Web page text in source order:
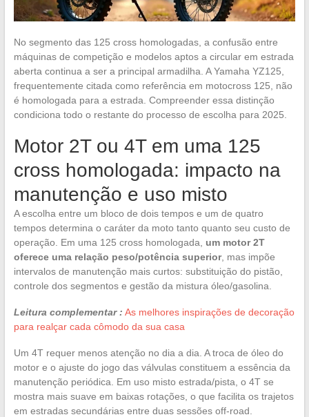
No segmento das 125 cross homologadas, a confusão entre
máquinas de competição e modelos aptos a circular em estrada
aberta continua a ser a principal armadilha. A Yamaha YZ125,
frequentemente citada como referência em motocross 125, não
é homologada para a estrada. Compreender essa distinção
condiciona todo o restante do processo de escolha para 2025.
Motor 2T ou 4T em uma 125
cross homologada: impacto na
manutenção e uso misto
A escolha entre um bloco de dois tempos e um de quatro
tempos determina o caráter da moto tanto quanto seu custo de
operação. Em uma 125 cross homologada, um motor 2T
oferece uma relação peso/potência superior, mas impõe
intervalos de manutenção mais curtos: substituição do pistão,
controle dos segmentos e gestão da mistura óleo/gasolina.
Leitura complementar : As melhores inspirações de decoração
para realçar cada cômodo da sua casa
Um 4T requer menos atenção no dia a dia. A troca de óleo do
motor e o ajuste do jogo das válvulas constituem a essência da
manutenção periódica. Em uso misto estrada/pista, o 4T se
mostra mais suave em baixas rotações, o que facilita os trajetos
em estradas secundárias entre duas sessões off-road.